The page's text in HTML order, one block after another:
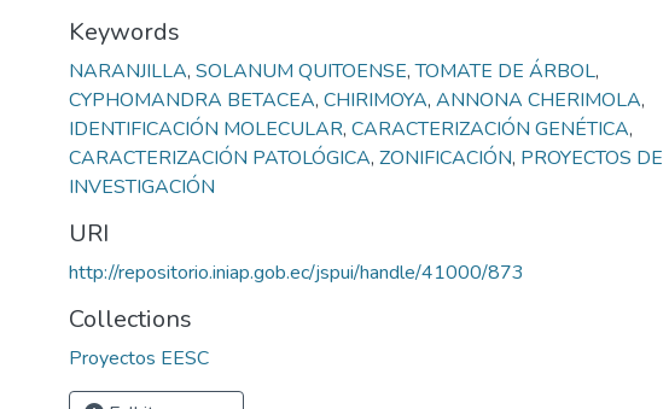
Keywords
NARANJILLA, SOLANUM QUITOENSE,TOMATE DE ÁRBOL,
CYPHOMANDRA BETACEA, CHIRIMOYA, ANNONA CHERIMOLA,
IDENTIFICACIÓN MOLECULAR, CARACTERIZACIÓN GENÉTICA,
CARACTERIZACIÓN PATOLÓGICA, ZONIFICACIÓN, PROYECTOS DE
INVESTIGACIÓN
URI
http://repositorio.iniap.gob.ec/jspui/handle/41000/873
Collections
Proyectos EESC